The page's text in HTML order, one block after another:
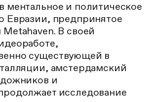
ментальное и политическое
Евразии, предпринятое
В своей
существующей в
амстердамский
и
исследование